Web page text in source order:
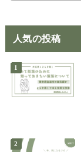
人気の投稿